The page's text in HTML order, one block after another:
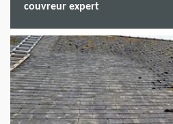
couvreur expert